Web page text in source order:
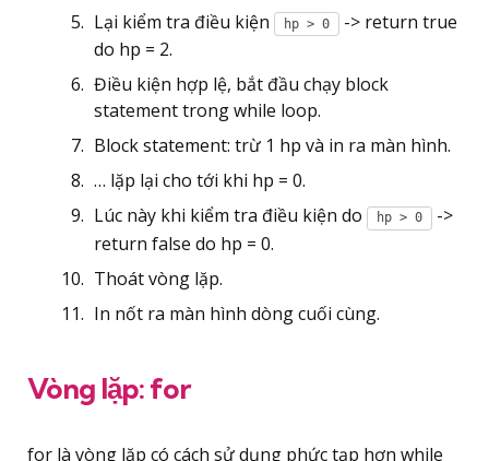
Lại kiểm tra điều kiện
hp > 0
-> return true
do hp = 2.
Điều kiện hợp lệ, bắt đầu chạy block
statement trong while loop.
Block statement: trừ 1 hp và in ra màn hình.
… lặp lại cho tới khi hp = 0.
Lúc này khi kiểm tra điều kiện do
hp > 0
->
return false do hp = 0.
Thoát vòng lặp.
In nốt ra màn hình dòng cuối cùng.
Vòng lặp: for
for là vòng lặp có cách sử dụng phức tạp hơn while